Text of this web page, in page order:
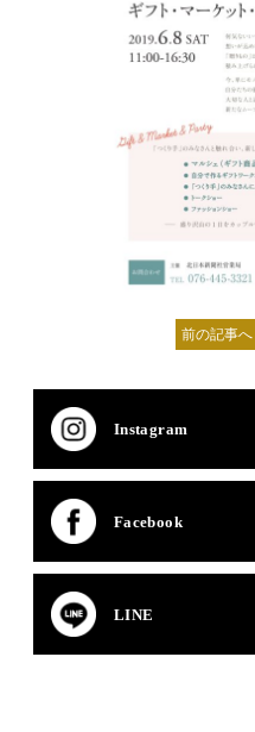
前の記事へ
Instagram
Facebook
LINE